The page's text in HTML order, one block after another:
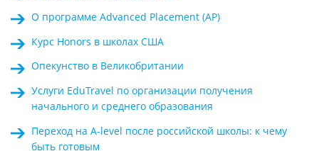
О программе Advanced Placement (AP)
Курс Honors в школах США
Опекунство в Великобритании
Услуги EduTravel по организации получения
начального и среднего образования
Переход на A-level после российской школы: к чему
быть готовым